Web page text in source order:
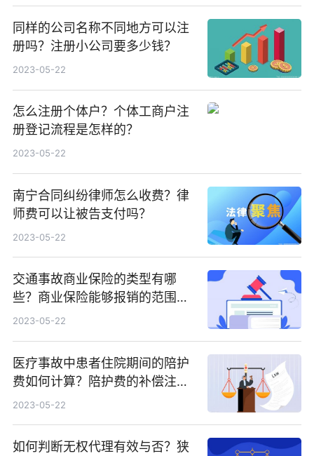
同样的公司名称不同地方可以注
册吗？注册小公司要多少钱？
2023-05-22
怎么注册个体户？个体工商户注
册登记流程是怎样的？
2023-05-22
南宁合同纠纷律师怎么收费？律
师费可以让被告支付吗？
2023-05-22
交通事故商业保险的类型有哪
些？商业保险能够报销的范围是
根据具体的险种确定的吗？
2023-05-22
医疗事故中患者住院期间的陪护
费如何计算？陪护费的补偿注意
事项有哪些？
2023-05-22
如何判断无权代理有效与否？狭